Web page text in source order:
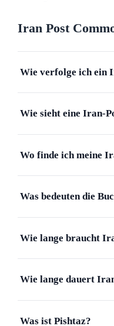
Iran Post
Wie verfolge ich ein
Wie sieht eine Iran-
Wo finde ich meine
Was bedeuten die
Wie lange braucht
Wie lange dauert
Was ist Pishtaz?